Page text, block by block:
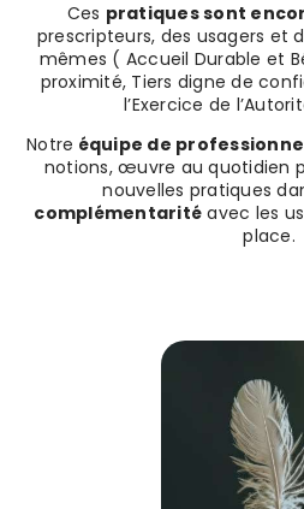
Ces pratiques sont
prescripteurs, des usagers et
mêmes ( Accueil Durable et
proximité, Tiers digne de
l’Exercice de
Notre équipe de
notions, œuvre au quotidien
nouvelles pratiques
complémentarité avec les
place.